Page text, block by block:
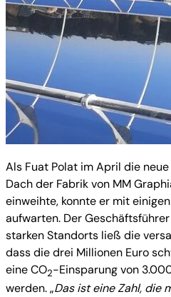
Als Fuat Polat im April die
Dach der Fabrik von MM
einweihte, konnte er mit
aufwarten. Der
starken Standorts ließ die
dass die drei Millionen Euro
eine CO2-Einsparung von
werden. „Das ist eine Zahl, die